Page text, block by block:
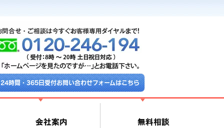
24時間・365日受付お問い合わせフォームはこちら